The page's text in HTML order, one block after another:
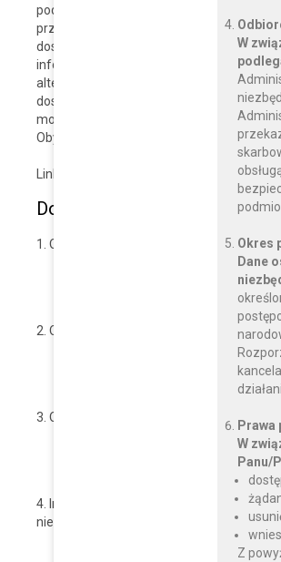
podmiot publiczny niezwłocznie
przy czym termin ten nie może być
dostępności cyfrowej nie jest możliwe,
informacji. W przypadku, gdy podmiot
alternatywnego sposobu dostępu do
dostępności cyfrowej strony internetowej,
mobilnej. Po wyczerpaniu wskazanej
Obywatelskich.
Link do strony internetowej Rzecznika
Dostępność architektoniczna
Opis dostępności wejścia do budynku i
Drzwi do budynku
niepełnosprawnej, schody szerokie z
Opis dostępności korytarzy, schodów i
Korytarz szeroki i długi na
Opis dostosowań:
Przed Urzędem Gminy dostępna
dzwonek by wezwać osobę z Urzędu
Informacje o miejscu i sposobie
niepełnosprawnych:
Przed Urzędem Gminy dostępne
W
Okres
Dane
Prawa
W
Panu/
Z